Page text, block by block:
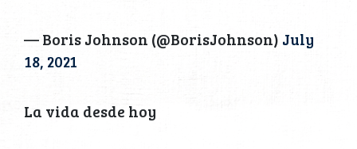
— Boris Johnson (@BorisJohnson) July
18, 2021
La vida desde hoy